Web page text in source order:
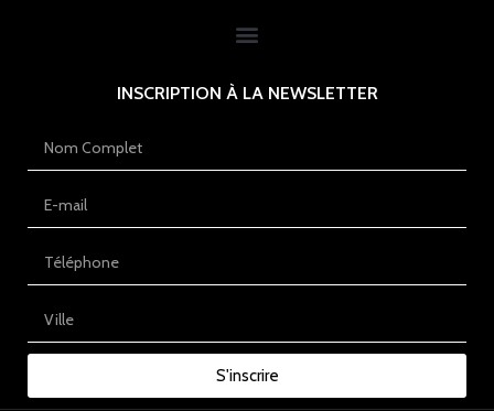
INSCRIPTION À LA NEWSLETTER
S'inscrire